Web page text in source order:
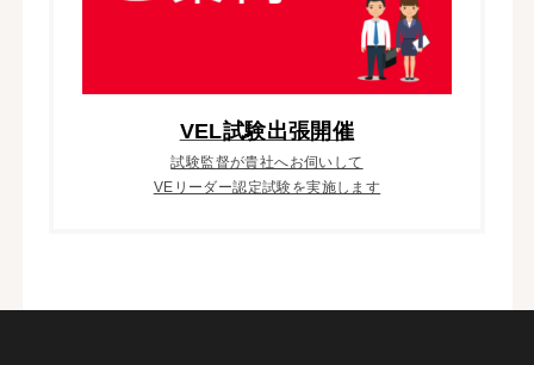
VEL試験出張開催
試験監督が貴社へお伺いして
VEリーダー認定試験を実施します